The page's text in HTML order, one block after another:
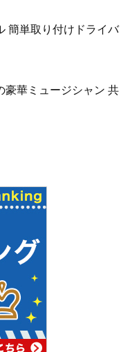
簡単取り付けドライバ
豪華ミュージシャン 共